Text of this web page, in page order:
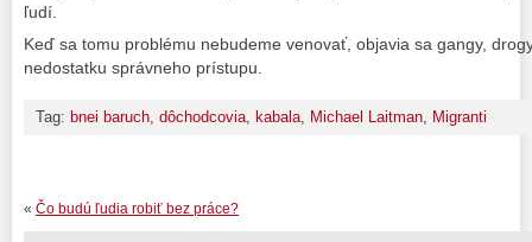
ľudí.
Keď sa tomu problému nebudeme venovať, objavia sa gangy,
nedostatku správneho prístupu.
Tag: bnei baruch, dôchodcovia, kabala, Michael Laitman, Migranti
« Čo budú ľudia robiť bez práce?